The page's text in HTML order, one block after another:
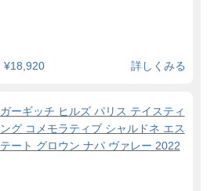
¥18,920 詳しくみる
ガーギッチ ヒルズ パリス テイスティ
ング コメモラティブ シャルドネ エス
テート グロウン ナパ ヴァレー 2022